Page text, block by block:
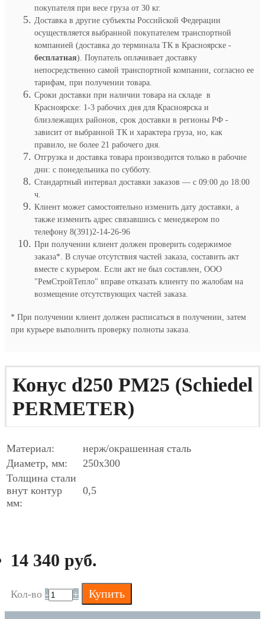
покупателя при весе груза от 30 кг.
Доставка в другие субъекты Российской Федерации
осуществляется выбранной покупателем транспортной
компанией (доставка до терминала ТК в Красноярске -
бесплатная). Поупатель оплачивает доставку
непосредственно самой транспортной компании, согласно ее
тарифам, при получении товара.
Сроки доставки при наличии товара на складе в
Красноярске: 1-3 рабочих дня для Красноярска и
близлежащих районов, срок доставки в регионы РФ -
зависит от выбранной ТК и характера груза, но, как
правило, не более 21 рабочего дня.
Отгрузка и доставка товара производится только в рабочие
дни: с понедельника по субботу.
Стандартный интервал доставки заказов — с 09:00 до 18:00
ч.
Клиент может самостоятельно изменить дату доставки, а
также изменить адрес связавшись с менеджером по
телефону 8(391)2-14-26-96
При получении клиент должен проверить содержимое
заказа*. В случае отсутствия частей заказа, составить акт
вместе с курьером. Если акт не был составлен, ООО
"РемСтройТепло" вправе отказать клиенту по жалобам на
возмещение отсутствующих частей заказа.
* При получении клиент должен расписаться в получении, затем
при курьере выполнить проверку полноты заказа.
Конус d250 PM25 (Schiedel
PERMETER)
Материал:
нерж/окрашенная сталь
Диаметр, мм:
250х300
Толщина стали
внут контур
мм:
0,5
14 340 руб.
Кол-во - + Купить